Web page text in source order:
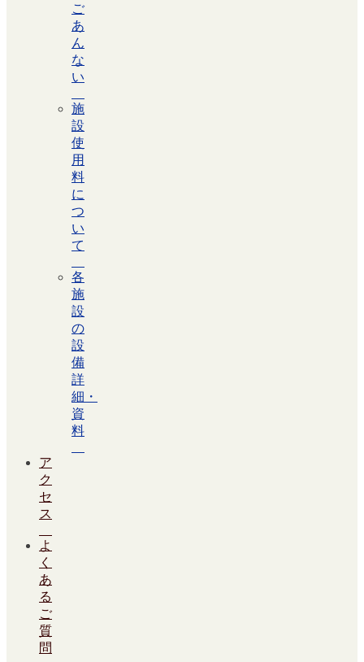
ご
あ
ん
な
い
施
設
使
用
料
に
つ
い
て
各
施
設
の
設
備
詳
細・
資
料
ア
ク
セ
ス
よ
く
あ
る
ご
質
問